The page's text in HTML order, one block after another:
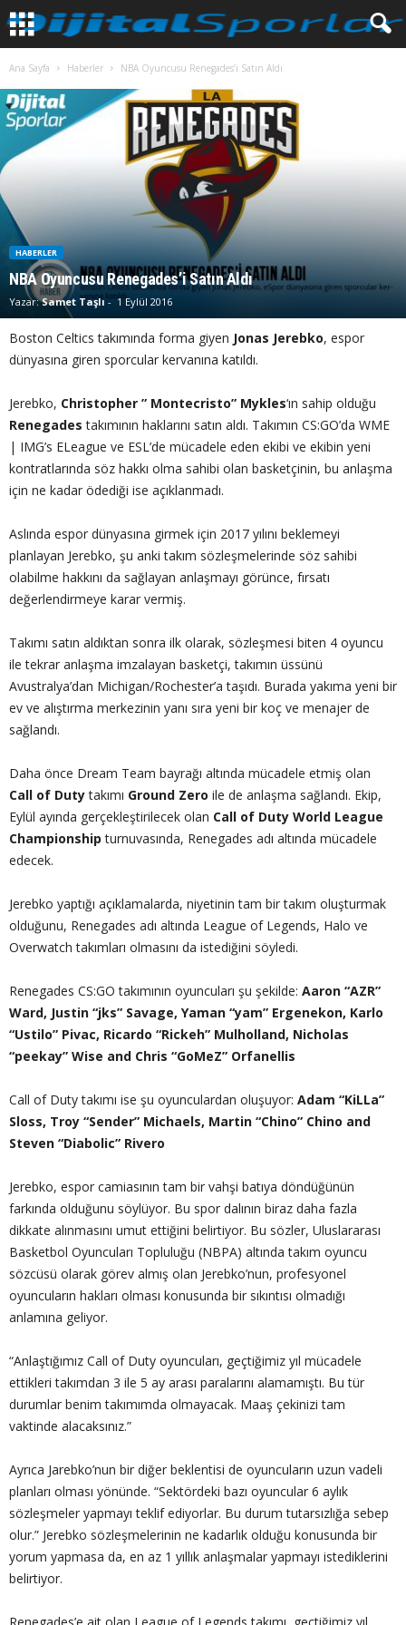
Ana Sayfa Haberler NBA Oyuncusu Renegades’i Satın Aldı
HABERLER
NBA Oyuncusu Renegades’i Satın Aldı
Yazar: Samet Taşlı- 1 Eylül 2016
Boston Celtics takımında forma giyen Jonas Jerebko, espor
dünyasına giren sporcular kervanına katıldı.
Jerebko, Christopher ” Montecristo” Mykles‘ın sahip olduğu
Renegades takımının haklarını satın aldı. Takımın CS:GO’da WME
| IMG’s ELeague ve ESL’de mücadele eden ekibi ve ekibin yeni
kontratlarında söz hakkı olma sahibi olan basketçinin, bu anlaşma
için ne kadar ödediği ise açıklanmadı.
Aslında espor dünyasına girmek için 2017 yılını beklemeyi
planlayan Jerebko, şu anki takım sözleşmelerinde söz sahibi
olabilme hakkını da sağlayan anlaşmayı görünce, fırsatı
değerlendirmeye karar vermiş.
Takımı satın aldıktan sonra ilk olarak, sözleşmesi biten 4 oyuncu
ile tekrar anlaşma imzalayan basketçi, takımın üssünü
Avustralya’dan Michigan/Rochester’a taşıdı. Burada yakıma yeni bir
ev ve alıştırma merkezinin yanı sıra yeni bir koç ve menajer de
sağlandı.
Daha önce Dream Team bayrağı altında mücadele etmiş olan
Call of Dutytakımı Ground Zero ile de anlaşma sağlandı. Ekip,
Eylül ayında gerçekleştirilecek olan Call of Duty World League
Championship turnuvasında, Renegades adı altında mücadele
edecek.
Jerebko yaptığı açıklamalarda, niyetinin tam bir takım oluşturmak
olduğunu, Renegades adı altında League of Legends, Halo ve
Overwatch takımları olmasını da istediğini söyledi.
Renegades CS:GO takımının oyuncuları şu şekilde: Aaron “AZR”
Ward, Justin “jks” Savage, Yaman “yam” Ergenekon, Karlo
“Ustilo” Pivac, Ricardo “Rickeh” Mulholland, Nicholas
“peekay” Wise and Chris “GoMeZ” Orfanellis
Call of Duty takımı ise şu oyunculardan oluşuyor: Adam “KiLLa”
Sloss, Troy “Sender” Michaels, Martin “Chino” Chino and
Steven “Diabolic” Rivero
Jerebko, espor camiasının tam bir vahşi batıya döndüğünün
farkında olduğunu söylüyor. Bu spor dalının biraz daha fazla
dikkate alınmasını umut ettiğini belirtiyor. Bu sözler, Uluslararası
Basketbol Oyuncuları Topluluğu (NBPA) altında takım oyuncu
sözcüsü olarak görev almış olan Jerebko’nun, profesyonel
oyuncuların hakları olması konusunda bir sıkıntısı olmadığı
anlamına geliyor.
“Anlaştığımız Call of Duty oyuncuları, geçtiğimiz yıl mücadele
ettikleri takımdan 3 ile 5 ay arası paralarını alamamıştı. Bu tür
durumlar benim takımımda olmayacak. Maaş çekinizi tam
vaktinde alacaksınız.”
Ayrıca Jarebko’nun bir diğer beklentisi de oyuncuların uzun vadeli
planları olması yönünde. “Sektördeki bazı oyuncular 6 aylık
sözleşmeler yapmayı teklif ediyorlar. Bu durum tutarsızlığa sebep
olur.” Jerebko sözleşmelerinin ne kadarlık olduğu konusunda bir
yorum yapmasa da, en az 1 yıllık anlaşmalar yapmayı istediklerini
belirtiyor.